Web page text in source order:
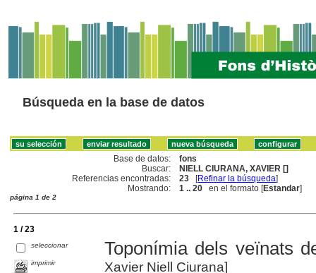
Búsqueda en la base de datos
Base de datos:
fons
Buscar:
NIELL CIURANA, XAVIER []
Referencias encontradas:
23 [Refinar la búsqueda]
Mostrando:
1 .. 20 en el formato [Estandar]
página 1 de 2
1 / 23
seleccionar
imprimir
Toponímia dels veïnats
Xavier Niell Ciurana]